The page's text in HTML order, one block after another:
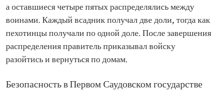
а оставшиеся четыре пятых распределялись между
воинами. Каждый всадник получал две доли, тогда как
пехотинцы получали по одной доле. После завершения
распределения правитель приказывал войску
разойтись и вернуться по домам.
Безопасность в Первом Саудовском государстве